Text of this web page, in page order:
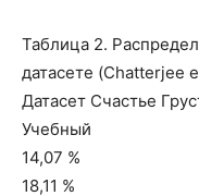
Таблица 2.
датасете (Chatterjee
Датасет Счастье
Учебный
14,07 %
18,11 %